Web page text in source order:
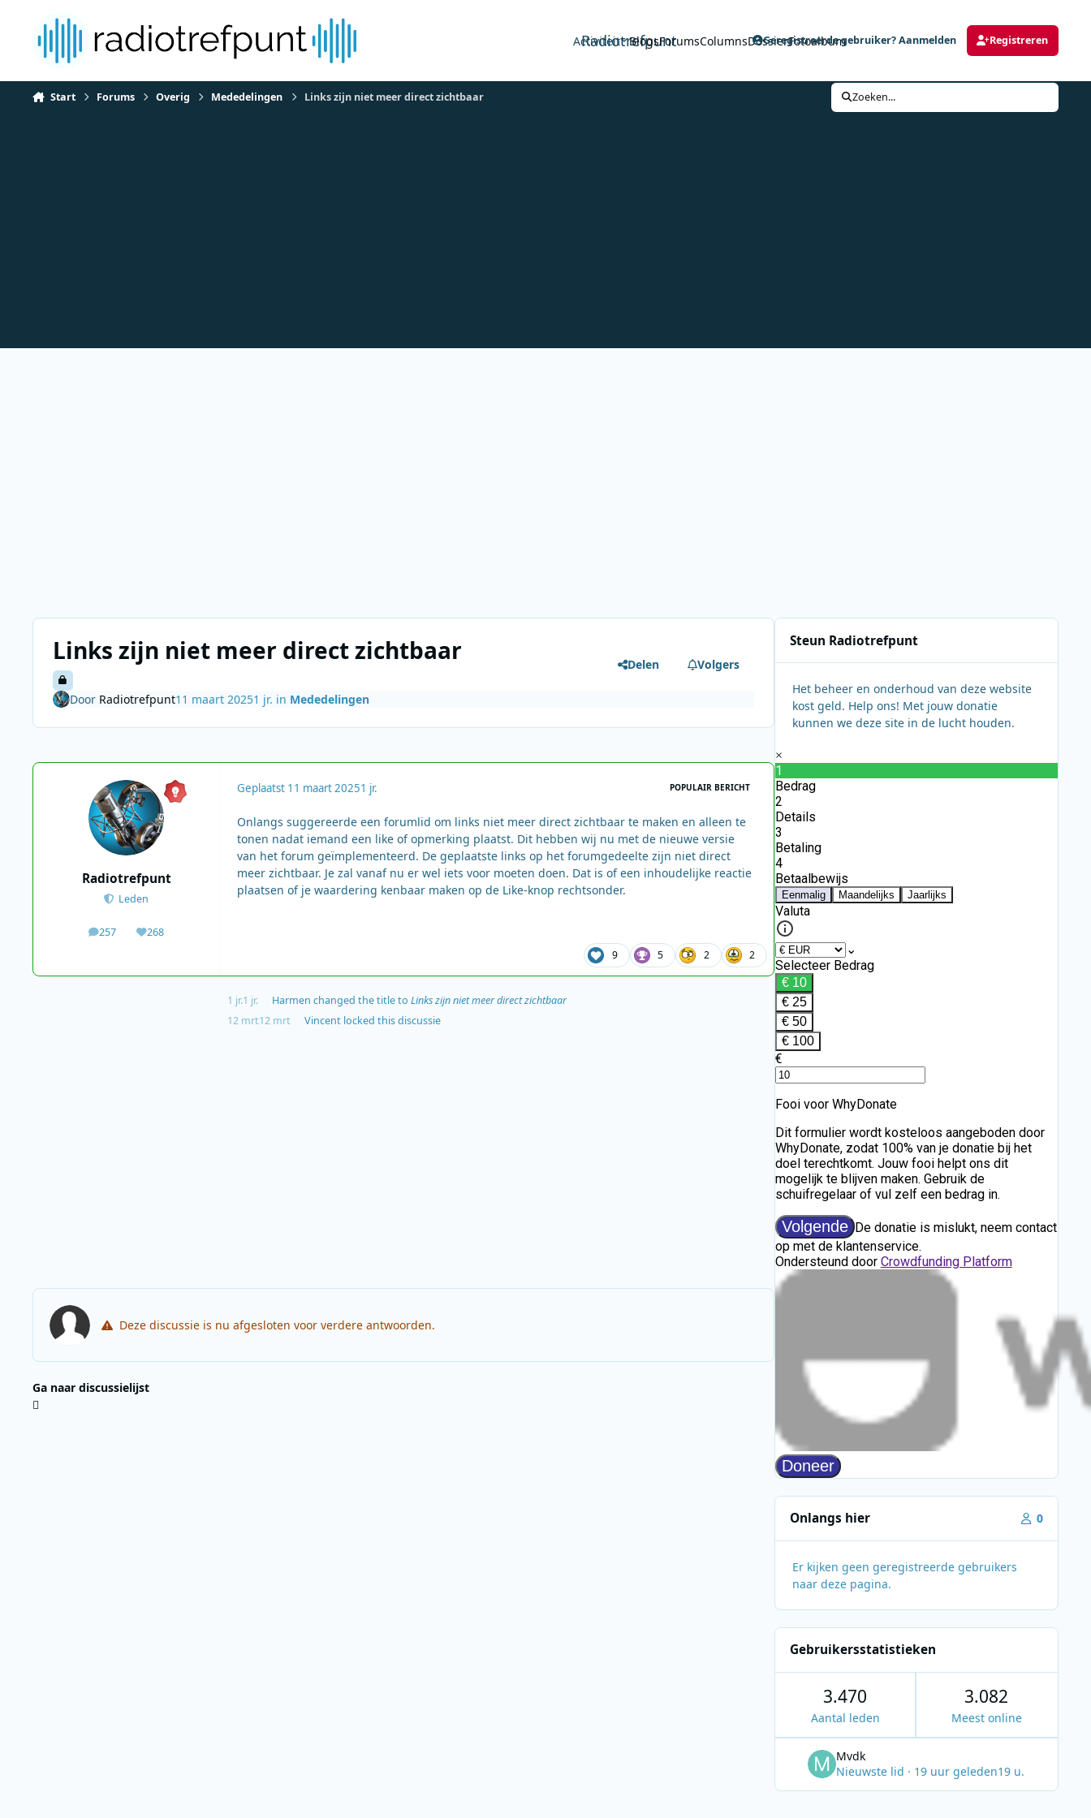
Radiotrefpunt
Activiteit BlogsForumsColumnsDossierFotoalbum
Geregistreerde gebruiker? Aanmelden Registreren
Start Forums Overig Mededelingen Links zijn niet meer direct zichtbaar Zoeken...
Links zijn niet meer direct zichtbaar Delen Volgers
Door Radiotrefpunt11 maart 20251 jr. in Mededelingen
Radiotrefpunt
Leden
257
berichten268
Waardering
Geplaatst 11 maart 20251 jr. POPULAIR BERICHT
Onlangs suggereerde een forumlid om links niet meer direct zichtbaar te maken en alleen te
tonen nadat iemand een like of opmerking plaatst. Dit hebben wij nu met de nieuwe versie
van het forum geïmplementeerd. De geplaatste links op het forumgedeelte zijn niet direct
meer zichtbaar. Je zal vanaf nu er wel iets voor moeten doen. Dat is of een inhoudelijke reactie
plaatsen of je waardering kenbaar maken op de Like-knop rechtsonder.
9 5 2 2
1 jr.1 jr. Harmen changed the title to Links zijn niet meer direct zichtbaar
12 mrt12 mrt Vincent locked this discussie
Deze discussie is nu afgesloten voor verdere antwoorden.
Ga naar discussielijst
Steun Radiotrefpunt
Het beheer en onderhoud van deze website
kost geld. Help ons! Met jouw donatie
kunnen we deze site in de lucht houden.
Onlangs hier 0
Er kijken geen geregistreerde gebruikers
naar deze pagina.
Gebruikersstatistieken
3.470
Aantal leden
3.082
Meest online
Mvdk
Nieuwste lid · 19 uur geleden19 u.